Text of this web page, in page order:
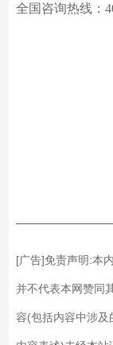
全国咨询热线：
[广告]免责声明:本
并不代表本网赞同
容(包括内容中涉及